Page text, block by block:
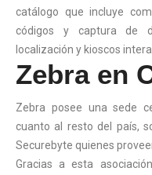
catálogo que incluye
códigos y captura de
localización y kioscos
Zebra en
Zebra posee una sede
cuanto al resto del país,
Securebyte quienes
Gracias a esta